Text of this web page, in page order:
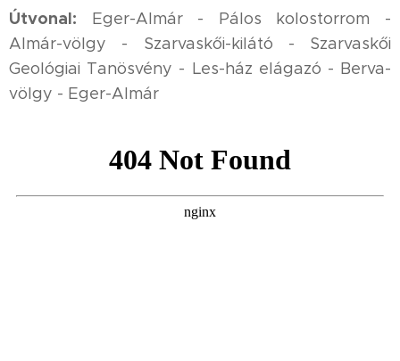
Útvonal: Eger-Almár - Pálos kolostorrom -
Almár-völgy - Szarvaskői-kilátó - Szarvaskői
Geológiai Tanösvény - Les-ház elágazó - Berva-
völgy - Eger-Almár